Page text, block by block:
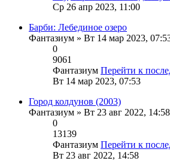
Ср 26 апр 2023, 11:00
Барби: Лебединое озеро
Фантазиум » Вт 14 мар 2023,
0
9061
Фантазиум Перейти к
Вт 14 мар 2023, 07:53
Город колдунов (2003)
Фантазиум » Вт 23 авг 2022,
0
13139
Фантазиум Перейти к
Вт 23 авг 2022, 14:58